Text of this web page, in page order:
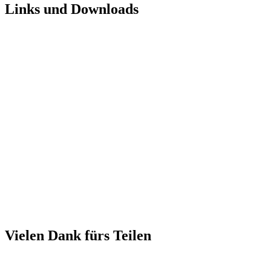
Links und Downloads
Vielen Dank fürs Teilen